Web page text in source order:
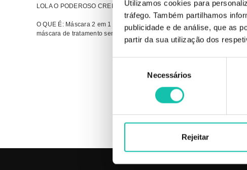
Utilizamos cookies para
tráfego. Também partilhamos
publicidade e de análise, que as
partir da sua utilização dos
consentimento
Necessários
Rejeitar
LOLA O PODEROSO CREMÃO - MÁSCARA 230G
O QUE É: Máscara 2 em 1 de uso diário. Tratamento de nutrição e
máscara de tratamento semanal.
Comprar Máscaras capilares O poderoso LOLA COSMETICS